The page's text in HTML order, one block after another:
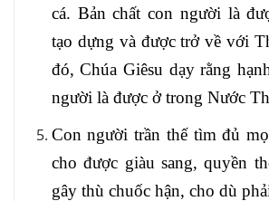
cá. Bản chất con người là
tạo dựng và được trở về với
đó, Chúa Giêsu dạy rằng
người là được ở trong Nước
Con người trần thế tìm đủ
cho được giàu sang, quyền
gây thù chuốc hận, cho dù